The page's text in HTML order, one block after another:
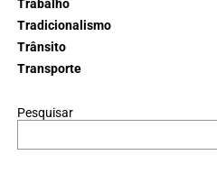
Trabalho
Tradicionalismo
Trânsito
Transporte
Pesquisar